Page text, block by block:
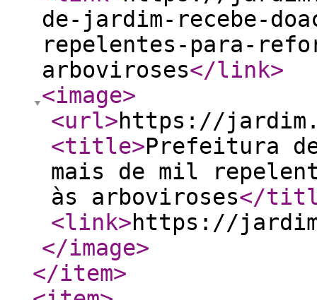
de-jardim-recebe-
repelentes-para-
arboviroses</link>
<image>
<url>https://
<title>Prefeitura
mais de mil
às arboviroses</
<link>https://
</image>
</item>